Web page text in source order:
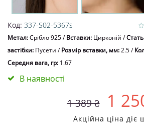
Код: 337-S02-5367s
Метал:Срібло 925/Вставки: Цирконій /
застібки: Пусети /Розмір вставки, мм:2.5/
Середня вага, гр: 1.67
В наявності
1 389 ₴ 1
Акційна ціна діє